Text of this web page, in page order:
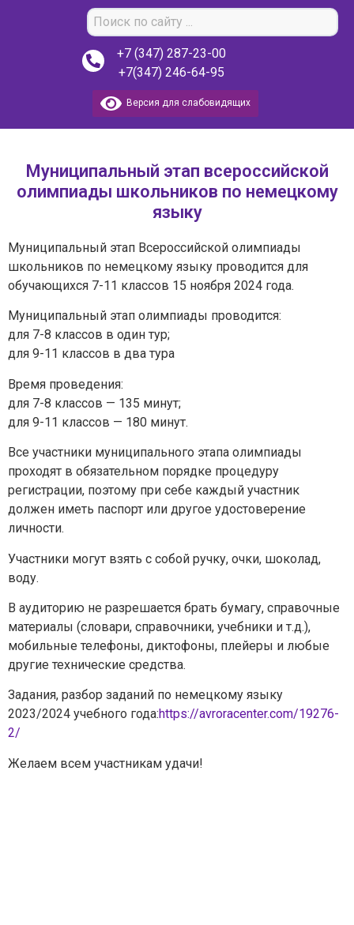
+7 (347) 287-23-00
+7(347) 246-64-95
Версия для слабовидящих
Муниципальный этап всероссийской
олимпиады школьников по немецкому
языку
Муниципальный этап Всероссийской олимпиады
школьников по немецкому языку проводится для
обучающихся 7-11 классов 15 ноября 2024 года.
Муниципальный этап олимпиады проводится:
для 7-8 классов в один тур;
для 9-11 классов в два тура
Время проведения:
для 7-8 классов — 135 минут;
для 9-11 классов — 180 минут.
Все участники муниципального этапа олимпиады
проходят в обязательном порядке процедуру
регистрации, поэтому при себе каждый участник
должен иметь паспорт или другое удостоверение
личности.
Участники могут взять с собой ручку, очки, шоколад,
воду.
В аудиторию не разрешается брать бумагу, справочные
материалы (словари, справочники, учебники и т.д.),
мобильные телефоны, диктофоны, плейеры и любые
другие технические средства.
Задания, разбор заданий по немецкому языку
2023/2024 учебного года:https://avroracenter.com/19276-
2/
Желаем всем участникам удачи!
Задайте нам вопрос
Для заполнения данной формы включите
JavaScript в браузере.
Эл. почта*
Тема вопроса:*